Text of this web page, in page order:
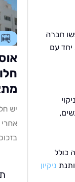
חברה
יחד עם
כולל
ניקיון
יש